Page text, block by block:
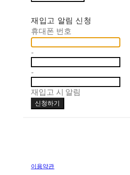
재입고 알림 신청
휴대폰 번호
-
-
재입고 시 알림
신청하기
이용약관